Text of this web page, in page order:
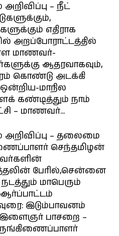
– நீட்
எதிராக
அறப்போராட்டத்தில்
மாணவர்-
ஆதரவாகவும்,
கொண்டு அடக்கி
ஒன்றிய-மாநில
கண்டித்தும் நாம்
– மாணவர்...
– தலைமை
செந்தமிழன்
பேரில்,சென்னை
மாபெரும்
இடும்பாவனம்
இளைஞர் பாசறை –